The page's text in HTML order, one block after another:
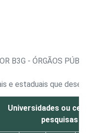
B3G - ÓRGÃOS
e estaduais que
Universidades ou
pesquisas